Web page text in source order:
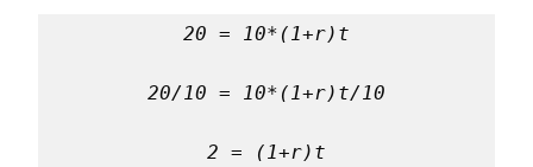
20 = 10*(1+r)t
20/10 = 10*(1+r)t/10
2 = (1+r)t